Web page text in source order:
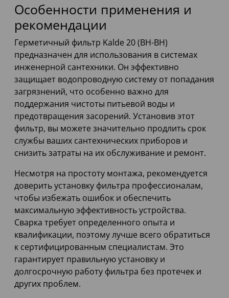
Особенности применения и
рекомендации
Герметичный фильтр Kalde 20 (ВН-ВН)
предназначен для использования в системах
инженерной сантехники. Он эффективно
защищает водопроводную систему от попадания
загрязнений, что особенно важно для
поддержания чистоты питьевой воды и
предотвращения засорений. Установив этот
фильтр, вы можете значительно продлить срок
службы ваших сантехнических приборов и
снизить затраты на их обслуживание и ремонт.
Несмотря на простоту монтажа, рекомендуется
доверить установку фильтра профессионалам,
чтобы избежать ошибок и обеспечить
максимальную эффективность устройства.
Сварка требует определенного опыта и
квалификации, поэтому лучше всего обратиться
к сертифицированным специалистам. Это
гарантирует правильную установку и
долгосрочную работу фильтра без протечек и
других проблем.